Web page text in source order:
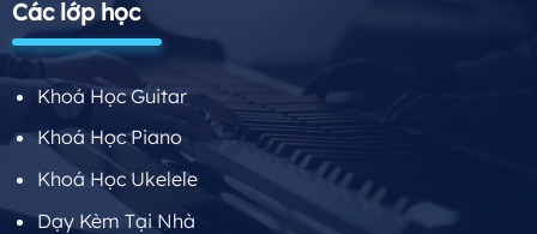
Các lớp học
Khoá Học Guitar
Khoá Học Piano
Khoá Học Ukelele
Dạy Kèm Tại Nhà